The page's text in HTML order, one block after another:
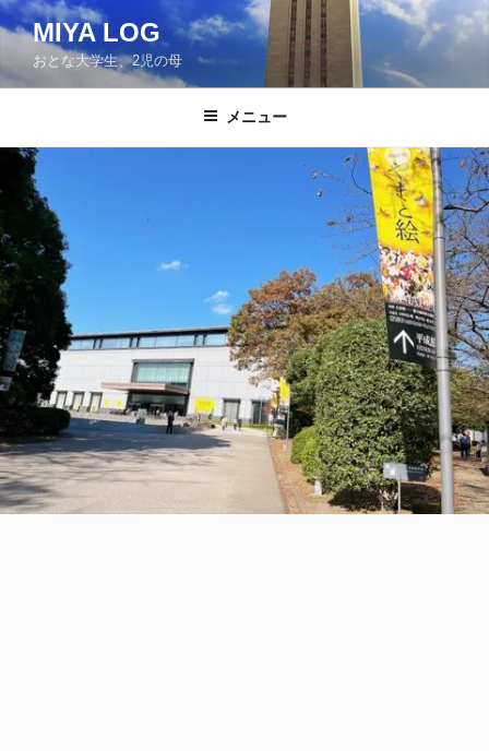
コ
ン
テ
ン
キ
プ
MIYA LOG
おとな大学生、2児の母
メニュー